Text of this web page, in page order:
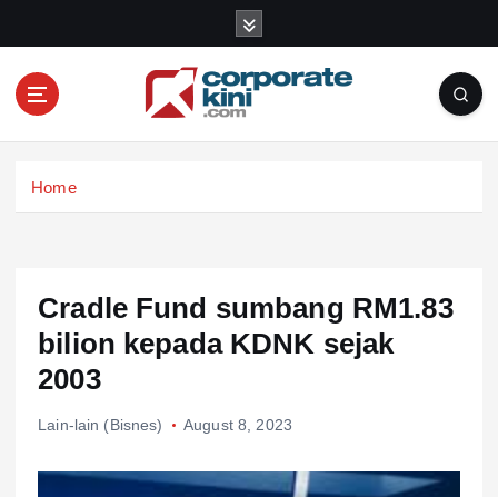
o
Home
Cradle Fund sumbang RM1.83
bilion kepada KDNK sejak
2003
Lain-lain (Bisnes) August 8, 2023